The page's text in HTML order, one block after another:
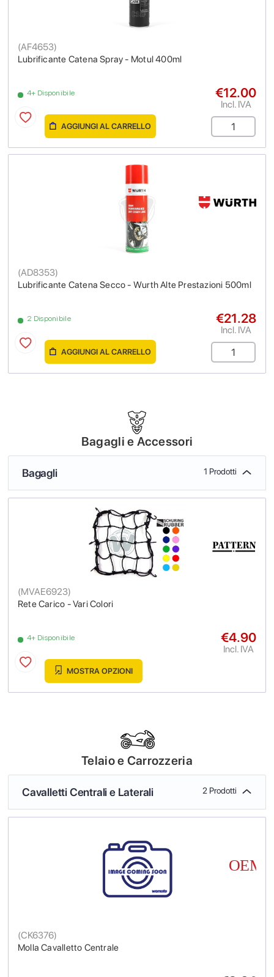
Lubrificante Catena Spray - Motul 400ml
(AF4653)
4+ Disponibile €12.00
Incl. IVA
AGGIUNGI AL CARRELLO
Lubrificante Catena Secco - Wurth Alte Prestazioni 500ml
(AD8353)
2 Disponibile €21.28
Incl. IVA
AGGIUNGI AL CARRELLO
Bagagli e Accessori
Bagagli 1 Prodotti
Rete Carico - Vari Colori
(MVAE6923)
4+ Disponibile €4.90
Incl. IVA
MOSTRA OPZIONI
Telaio e Carrozzeria
Cavalletti Centrali e Laterali 2 Prodotti
Molla Cavalletto Centrale
(CK6376)